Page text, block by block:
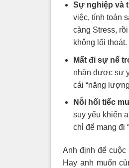
Sự nghiệp và
việc, tính toán
càng Stress,
không lối thoát.
Mất đi sự nể
nhận được sự
cái “năng
Nỗi hối tiếc
suy yếu khiến
chỉ để mang đi
Anh định để
Hay anh muốn